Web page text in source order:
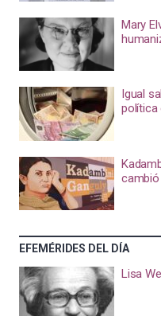
Mary
Igual
política
EFEMÉRIDES DEL DÍA
Lisa